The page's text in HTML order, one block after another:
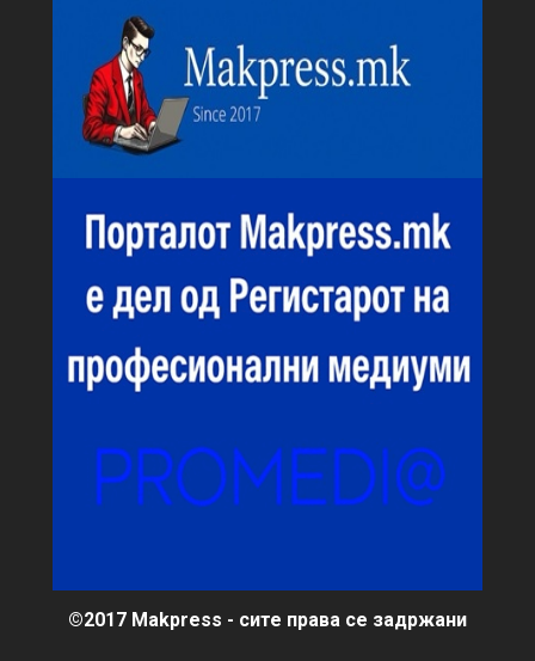
©2017 Makpress - сите права се задржани